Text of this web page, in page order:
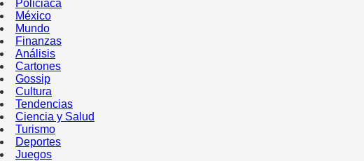
Policiaca
México
Mundo
Finanzas
Análisis
Cartones
Gossip
Cultura
Tendencias
Ciencia y Salud
Turismo
Deportes
Juegos